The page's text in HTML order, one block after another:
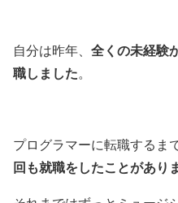
自分は昨年、 全くの未経験
職しました。
プログラマーに転職するまで
回も就職をしたことがあり